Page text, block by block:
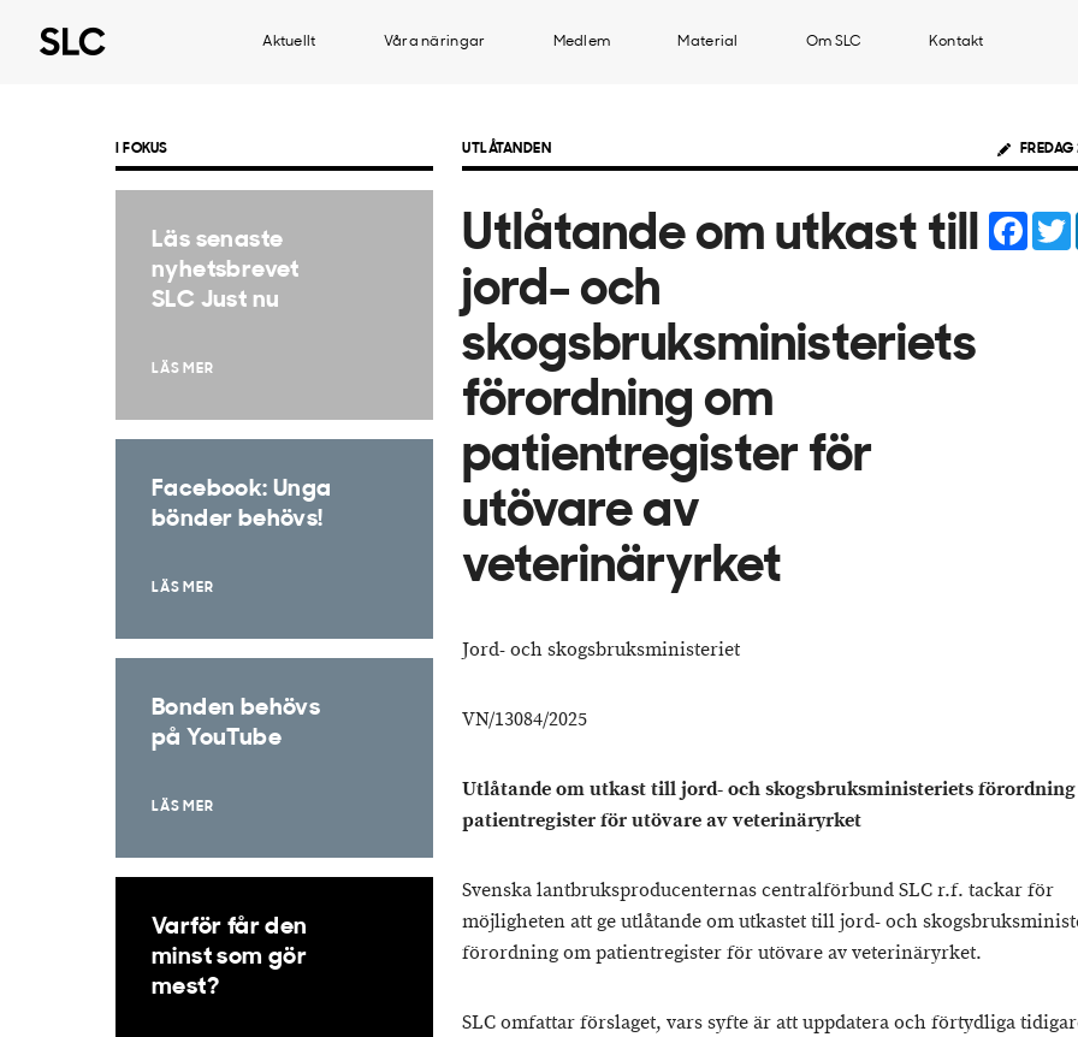
Aktuellt Våra näringar Medlem Material Om SLC Kontakt
UTLÅTANDEN
Utlåtande om utkast till
jord- och
skogsbruksministeriets
förordning om
patientregister för
utövare av
veterinäryrket
Jord- och skogsbruksministeriet
VN/13084/2025
Utlåtande om utkast till jord- och skogsbruksministeriets
patientregister för utövare av veterinäryrket
Svenska lantbruksproducenternas centralförbund SLC r.f. tackar för
möjligheten att ge utlåtande om utkastet till jord- och
förordning om patientregister för utövare av veterinäryrket.
SLC omfattar förslaget, vars syfte är att uppdatera och förtydliga
I FOKUS
Läs senaste
nyhetsbrevet
SLC Just nu
LÄS MER
Facebook: Unga
bönder behövs!
LÄS MER
Bonden behövs
på YouTube
LÄS MER
Varför får den
minst som gör
mest?